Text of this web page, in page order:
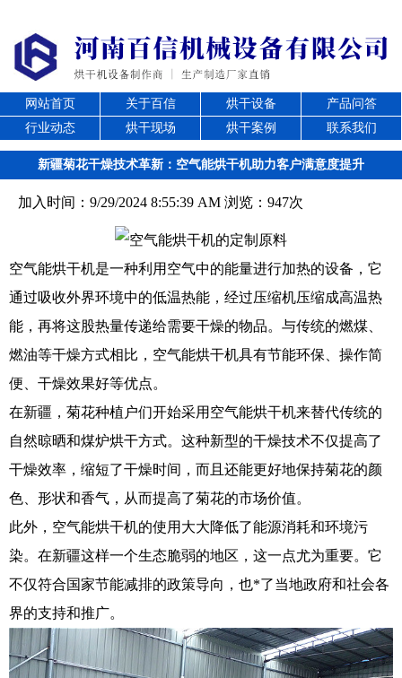
网站首页 关于百信 烘干设备
产品问答
行业动态
烘干现场 烘干案例 联系我们
新疆菊花干燥技术革新：空气能烘干机助力客户满意度提升
加入时间：9/29/2024 8:55:39 AM 浏览：947次
空气能烘干机是一种利用空气中的能量进行加热的设备，它
通过吸收外界环境中的低温热能，经过压缩机压缩成高温热
能，再将这股热量传递给需要干燥的物品。与传统的燃煤、
燃油等干燥方式相比，空气能烘干机具有节能环保、操作简
便、干燥效果好等优点。
在新疆，菊花种植户们开始采用空气能烘干机来替代传统的
自然晾晒和煤炉烘干方式。这种新型的干燥技术不仅提高了
干燥效率，缩短了干燥时间，而且还能更好地保持菊花的颜
色、形状和香气，从而提高了菊花的市场价值。
此外，空气能烘干机的使用大大降低了能源消耗和环境污
染。在新疆这样一个生态脆弱的地区，这一点尤为重要。它
不仅符合国家节能减排的政策导向，也*了当地政府和社会各
界的支持和推广。